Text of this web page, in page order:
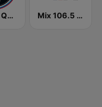
Imagen Querétaro 94.7 FM Mix 106.5 Querétaro